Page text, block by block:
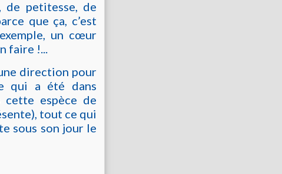
de petitesse, de
que ça, c’est
un cœur
faire !...
direction pour
qui a été dans
cette espèce de
tout ce qui
sous son jour le